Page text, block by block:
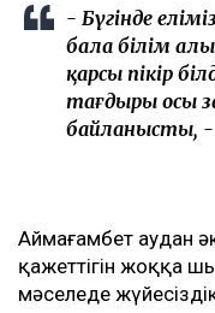
- Бүгінде
бала білім
қарсы пікір
тағдыры осы
байланысты, -
Аймағамбет аудан
қажеттігін жоққа
мәселеде